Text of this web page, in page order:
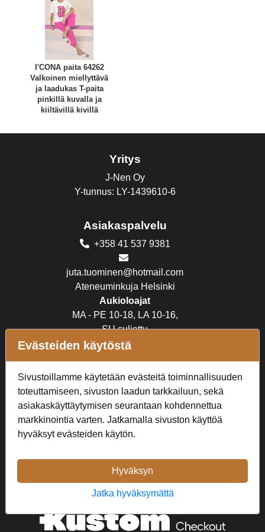
I'CONA paita 64262
Valkoinen miellyttävä
ja laadukas T-paita
pinkillä kuvalla ja
kiiltävillä kivillä
Yritys
J-Nen Oy
Y-tunnus: LY-1439610-6
Asiakaspalvelu
+358 41 537 9381
juta.tuominen@hotmail.com
Ateneuminkuja Helsinki
Aukioloajat
MA - PE 10-18, LA 10-16,
SU suljettu
Verkkokauppa
Tilaus- ja toimitusehdot
Rekisteriseloste
Seuraa Meitä
Evästeiden käytöstä
Sivustoillamme käytetään evästeitä toiminnallisuuden
toteuttamiseen, sivuston laadun tarkkailuun, sekä
asiakaskäyttäytymisen seurantaan kohdennettua
markkinointia varten. Jatkamalla sivuston käyttöä
hyväksyt evästeiden käytön.
Hyväksyn
Jatka hyväksymättä